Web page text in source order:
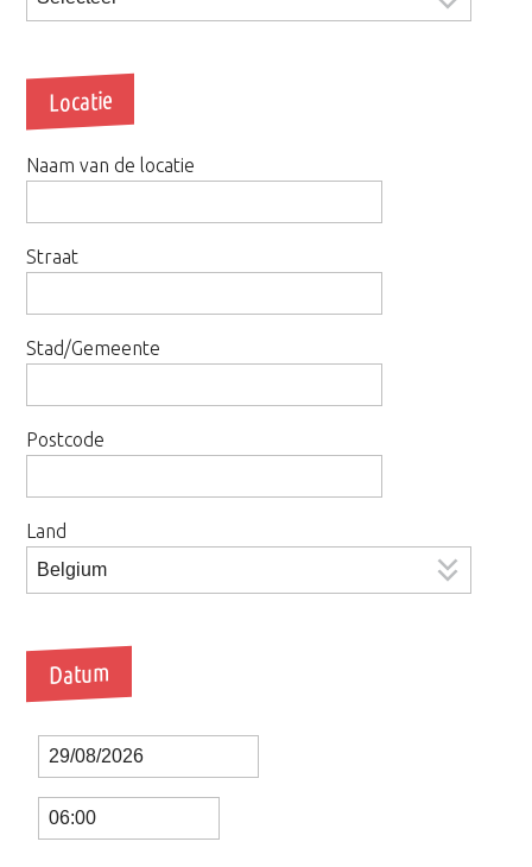
Locatie
Naam van de locatie
Straat
Stad/Gemeente
Postcode
Land
Datum
Date
Time